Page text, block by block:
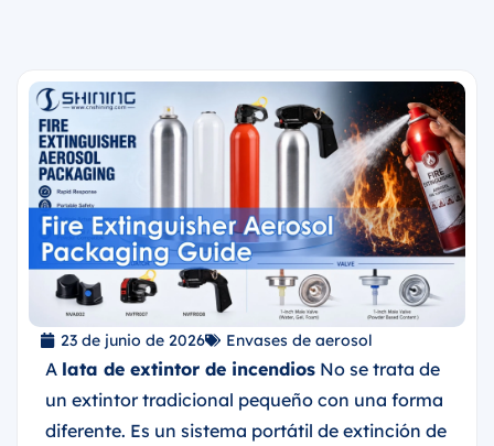
23 de junio de 2026 Envases de aerosol
A lata de extintor de incendios No se trata de
un extintor tradicional pequeño con una forma
diferente. Es un sistema portátil de extinción de